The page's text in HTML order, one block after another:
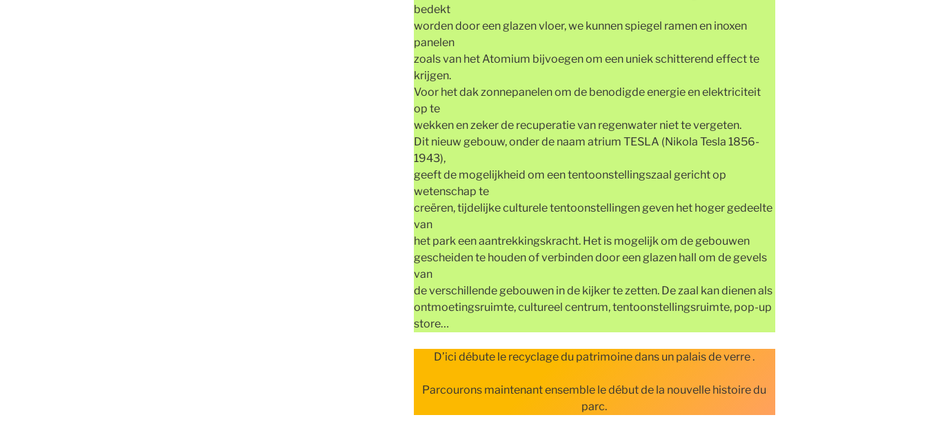
bedekt
worden door een glazen vloer, we kunnen spiegel ramen en inoxen
panelen
zoals van het Atomium bijvoegen om een uniek schitterend effect te
krijgen.
Voor het dak zonnepanelen om de benodigde energie en elektriciteit
op te
wekken en zeker de recuperatie van regenwater niet te vergeten.
Dit nieuw gebouw, onder de naam atrium TESLA (Nikola Tesla 1856-
1943),
geeft de mogelijkheid om een tentoonstellingszaal gericht op
wetenschap te
creëren, tijdelijke culturele tentoonstellingen geven het hoger gedeelte
van
het park een aantrekkingskracht. Het is mogelijk om de gebouwen
gescheiden te houden of verbinden door een glazen hall om de gevels
van
de verschillende gebouwen in de kijker te zetten. De zaal kan dienen als
ontmoetingsruimte, cultureel centrum, tentoonstellingsruimte, pop-up
store…
D’ici débute le recyclage du patrimoine dans un palais de verre .
Parcourons maintenant ensemble le début de la nouvelle histoire du
parc.